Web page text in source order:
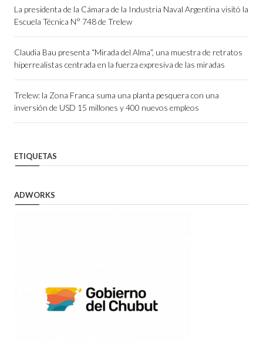
La presidenta de la Cámara de la Industria Naval Argentina visitó la
Escuela Técnica N° 748 de Trelew
Claudia Bau presenta “Mirada del Alma”, una muestra de retratos
hiperrealistas centrada en la fuerza expresiva de las miradas
Trelew: la Zona Franca suma una planta pesquera con una
inversión de USD 15 millones y 400 nuevos empleos
ETIQUETAS
ADWORKS